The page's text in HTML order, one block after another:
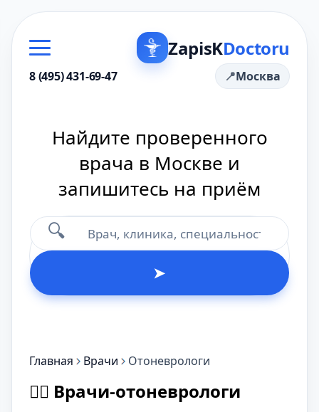
ZapisKDoctoru
8 (495) 431-69-47 Москва
Найдите проверенного
врача в Москве и
запишитесь на приём
🔍
➤
Главная Врачи Отоневрологи
👨‍⚕️ Врачи-отоневрологи